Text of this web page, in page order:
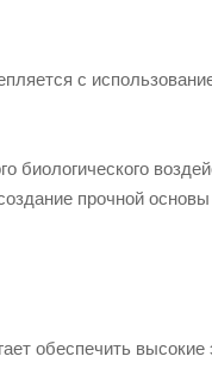
с
биологического
прочной
обеспечить